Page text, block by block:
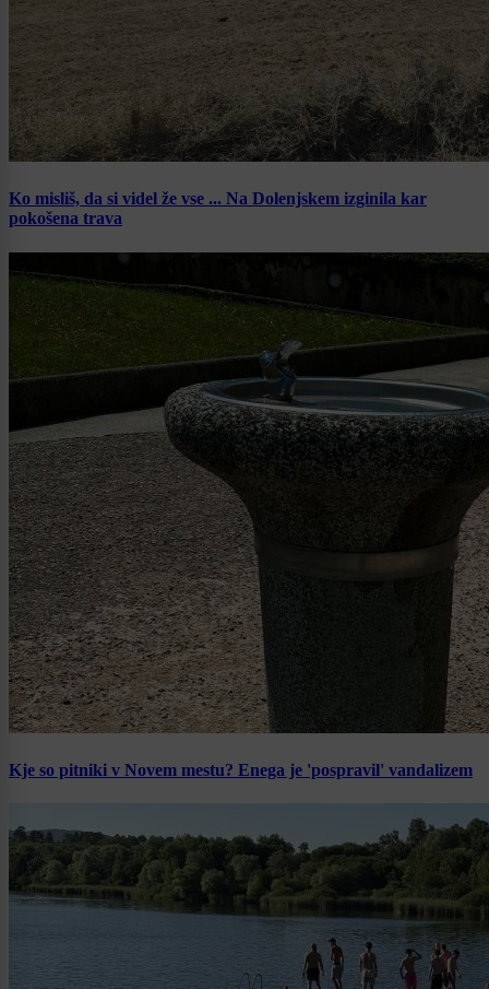
Ko misliš, da si videl že vse ... Na Dolenjskem izginila kar
pokošena trava
Kje so pitniki v Novem mestu? Enega je 'pospravil' vandalizem